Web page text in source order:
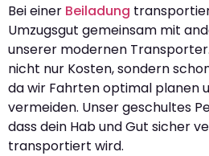
Bei einer Beiladung
Umzugsgut gemeinsam mit
unserer modernen
nicht nur Kosten, sondern
da wir Fahrten optimal planen
vermeiden. Unser geschultes
dass dein Hab und Gut sicher
transportiert wird.